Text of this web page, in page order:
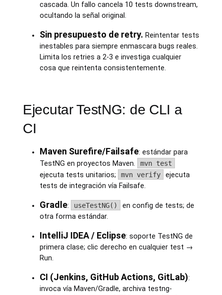
cascada. Un fallo cancela 10 tests downstream,
ocultando la señal original.
Sin presupuesto de retry. Reintentar tests
inestables para siempre enmascara bugs reales.
Limita los retries a 2-3 e investiga cualquier
cosa que reintenta consistentemente.
Ejecutar TestNG: de CLI a
CI
Maven Surefire/Failsafe: estándar para
TestNG en proyectos Maven.
mvn test
ejecuta tests unitarios; mvn verify
ejecuta
tests de integración vía Failsafe.
Gradle: useTestNG()
en config de tests; de
otra forma estándar.
IntelliJ IDEA / Eclipse: soporte TestNG de
primera clase; clic derecho en cualquier test →
Run.
CI (Jenkins, GitHub Actions, GitLab):
invoca vía Maven/Gradle, archiva testng-